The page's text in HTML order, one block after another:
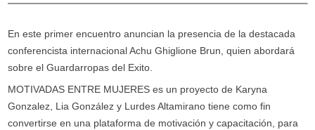
En este primer encuentro anuncian la presencia de la destacada
conferencista internacional Achu Ghiglione Brun, quien abordará
sobre el Guardarropas del Exito.
MOTIVADAS ENTRE MUJERES es un proyecto de Karyna
Gonzalez, Lia González y Lurdes Altamirano tiene como fin
convertirse en una plataforma de motivación y capacitación, para